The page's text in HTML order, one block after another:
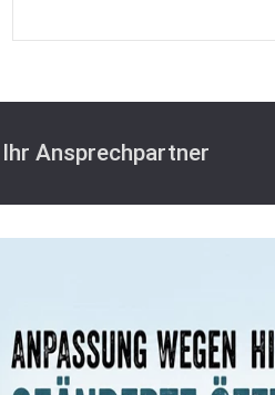
Ihr Ansprechpartner